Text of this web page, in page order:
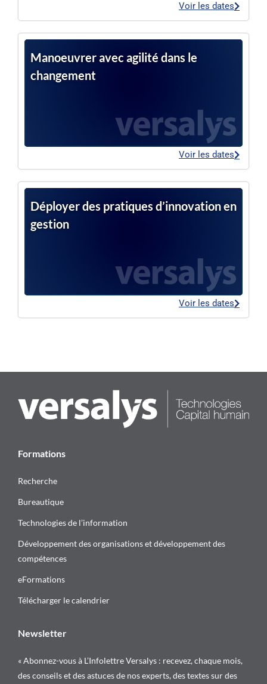
Voir les dates
Manoeuvrer avec agilité dans le
changement
Voir les dates
Déployer des pratiques d’innovation en
gestion
Voir les dates
Formations
Recherche
Bureautique
Technologies de l’information
Développement des organisations et développement des
compétences
eFormations
Télécharger le calendrier
Newsletter
« Abonnez-vous à L’Infolettre Versalys : recevez, chaque mois,
des conseils et des astuces de nos experts, des textes sur des